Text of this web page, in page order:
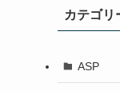
カテゴリ
ASP